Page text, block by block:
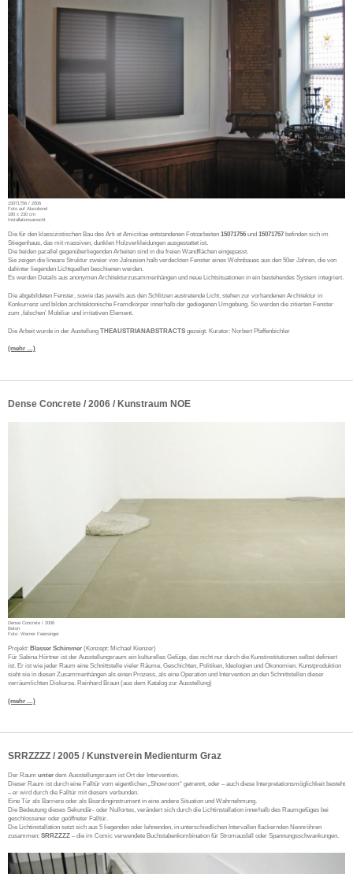
15071756 / 2006
Foto auf Alucobond
180 x 230 cm
Installationsansicht
Die für den klassizistischen Bau des Arti et Amicitiae entstandenen Fotoarbeiten 15071756 und 15071757 befinden sich im
Stiegenhaus, das mit massiven, dunklen Holzverkleidungen ausgestattet ist.
Die beiden parallel gegenüberliegenden Arbeiten sind in die freien Wandflächen eingepasst.
Sie zeigen die lineare Struktur zweier von Jalousien halb verdeckten Fenster eines Wohnbaues aus den 50er Jahren, die von
dahinter liegenden Lichtquellen beschienen werden.
Es werden Details aus anonymen Architekturzusammenhängen und neue Lichtsituationen in ein bestehendes System integriert.
Die abgebildeten Fenster, sowie das jeweils aus den Schlitzen austretende Licht, stehen zur vorhandenen Architektur in
Konkurrenz und bilden architektonische Fremdkörper innerhalb der gediegenen Umgebung. So werden die zitierten Fenster
zum ‚falschen’ Mobiliar und irritativen Element.
Die Arbeit wurde in der Austellung THEAUSTRIANABSTRACTS gezeigt. Kurator: Norbert Pfaffenbichler
(mehr …)
Dense Concrete / 2006 / Kunstraum NOE
Dense Concrete / 2006
Beton
Foto: Werner Feiersinger
Projekt: Blasser Schimmer (Konzept: Michael Kienzer)
Für Sabina Hörtner ist der Ausstellungsraum ein kulturelles Gefüge, das nicht nur durch die Kunstinstitutionen selbst definiert
ist. Er ist wie jeder Raum eine Schnittstelle vieler Räume, Geschichten, Politiken, Ideologien und Ökonomien. Kunstproduktion
sieht sie in diesen Zusammenhängen als einen Prozess, als eine Operation und Intervention an den Schnittstellen dieser
verräumlichten Diskurse. Reinhard Braun (aus dem Katalog zur Ausstellung)
(mehr …)
SRRZZZZ / 2005 / Kunstverein Medienturm Graz
Der Raum unter dem Ausstellungsraum ist Ort der Intervention.
Dieser Raum ist durch eine Falltür vom eigentlichen „Showroom“ getrennt, oder – auch diese Interpretationsmöglichkeit besteht
– er wird durch die Falltür mit diesem verbunden.
Eine Tür als Barriere oder als Boardinginstrument in eine andere Situation und Wahrnehmung.
Die Bedeutung dieses Sekundär- oder Nullortes, verändert sich durch die Lichtinstallation innerhalb des Raumgefüges bei
geschlossener oder geöffneter Falltür.
Die Lichtinstallation setzt sich aus 5 liegenden oder lehnenden, in unterschiedlichen Intervallen flackernden Neonröhren
zusammen: SRRZZZZ – die im Comic verwendete Buchstabenkombination für Stromausfall oder Spannungsschwankungen.